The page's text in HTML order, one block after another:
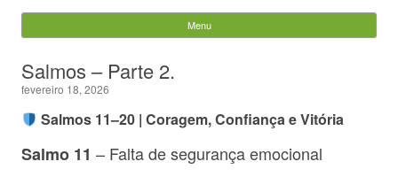
Evandro Legramonte
Menu
Salmos – Parte 2.
fevereiro 18, 2026
Salmos 11–20 | Coragem, Confiança e Vitória
Salmo 11 – Falta de segurança emocional